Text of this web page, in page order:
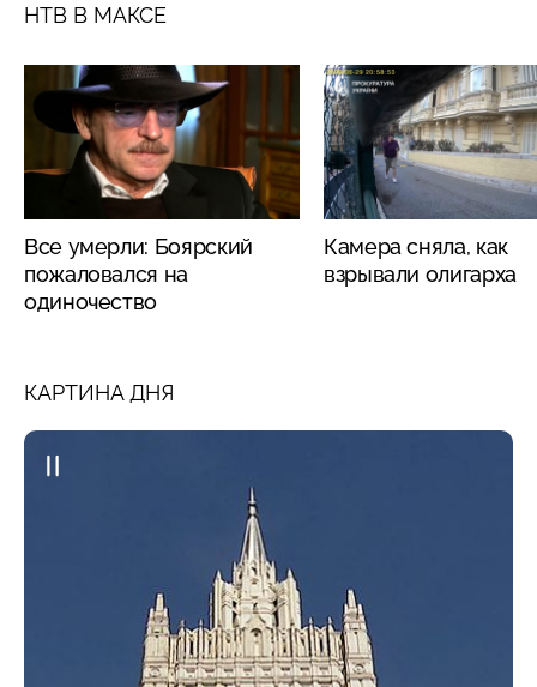
НТВ В МАКСЕ
Все умерли: Боярский
пожаловался на
одиночество
Камера сняла, как
взрывали олигарха
КАРТИНА ДНЯ